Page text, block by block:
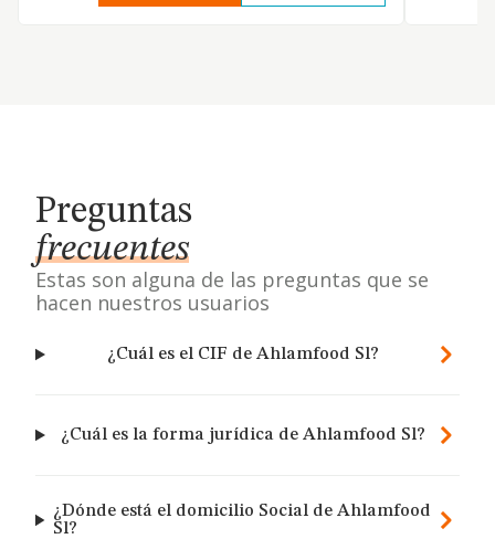
Preguntas
frecuentes
Estas son alguna de las preguntas que se
hacen nuestros usuarios
¿Cuál es el CIF de Ahlamfood Sl?
¿Cuál es la forma jurídica de Ahlamfood Sl?
¿Dónde está el domicilio Social de Ahlamfood
Sl?